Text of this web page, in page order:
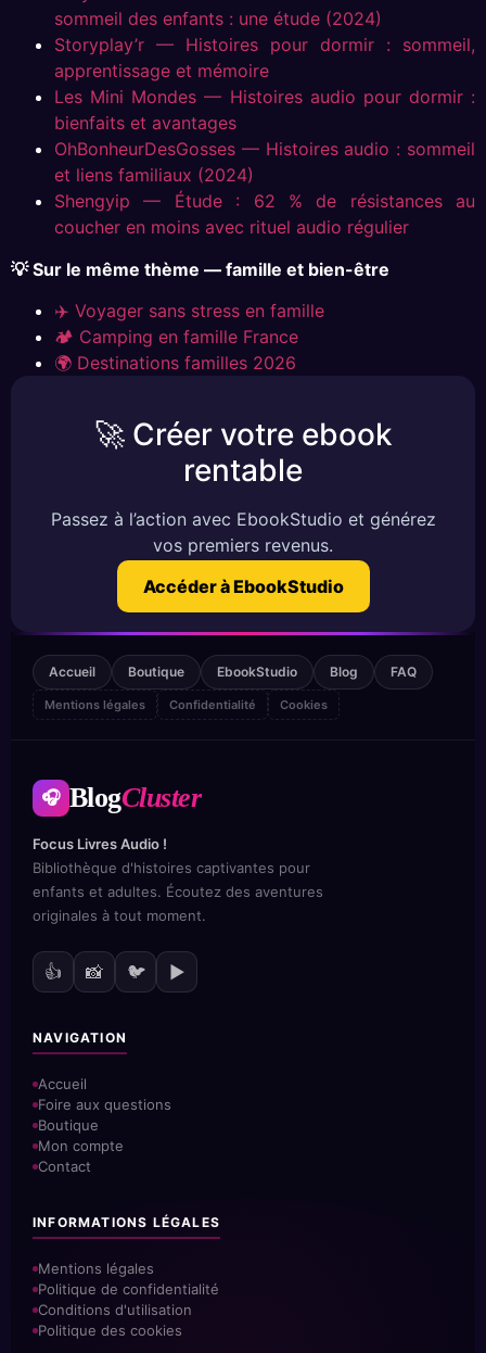
sommeil des enfants : une étude (2024)
Storyplay’r — Histoires pour dormir : sommeil,
apprentissage et mémoire
Les Mini Mondes — Histoires audio pour dormir :
bienfaits et avantages
OhBonheurDesGosses — Histoires audio : sommeil
et liens familiaux (2024)
Shengyip — Étude : 62 % de résistances au
coucher en moins avec rituel audio régulier
💡 Sur le même thème — famille et bien-être
✈️ Voyager sans stress en famille
🏕 Camping en famille France
🌍 Destinations familles 2026
🚀 Créer votre ebook
rentable
Passez à l’action avec EbookStudio et générez
vos premiers revenus.
Accéder à EbookStudio
Accueil Boutique EbookStudio Blog FAQ
Mentions légales Confidentialité Cookies
🎧 BlogCluster
Focus Livres Audio !
Bibliothèque d'histoires captivantes pour
enfants et adultes. Écoutez des aventures
originales à tout moment.
👍 📸 🐦 ▶️
NAVIGATION
Accueil
Foire aux questions
Boutique
Mon compte
Contact
INFORMATIONS LÉGALES
Mentions légales
Politique de confidentialité
Conditions d'utilisation
Politique des cookies